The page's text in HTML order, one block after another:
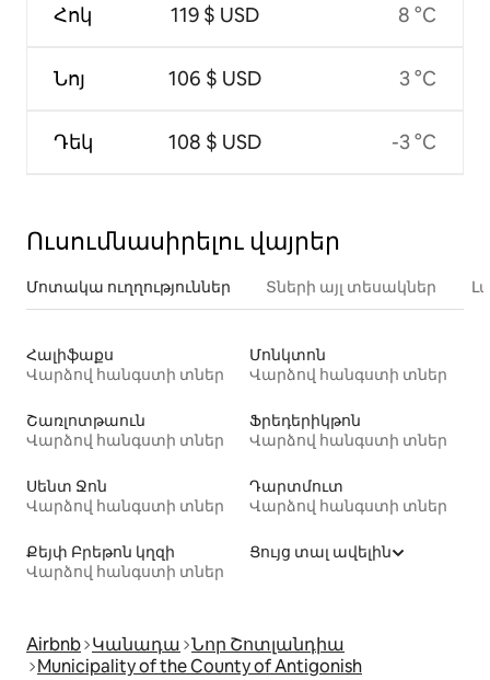
Հոկ
Նոյ
Դեկ
119 $ USD
106 $ USD
108 $ USD
8 °C
3 °C
-3 °C
Ուսումնասիրելու վայրեր
Մոտակա ուղղություններ Տների այլ տեսակներ
Հալիֆաքս
Վարձով հանգստի տներ
Մոնկտոն
Վարձով հանգստի տներ
Շառլոտթաուն
Վարձով հանգստի տներ
Ֆրեդերիկթոն
Վարձով հանգստի տներ
Սենտ Ջոն
Վարձով հանգստի տներ
Դարտմուտ
Վարձով հանգստի տներ
Քեյփ Բրեթոն կղզի
Վարձով հանգստի տներ
Ցույց տալ ավելին
Airbnb Կանադա Նոր Շոտլանդիա
Municipality of the County of Antigonish